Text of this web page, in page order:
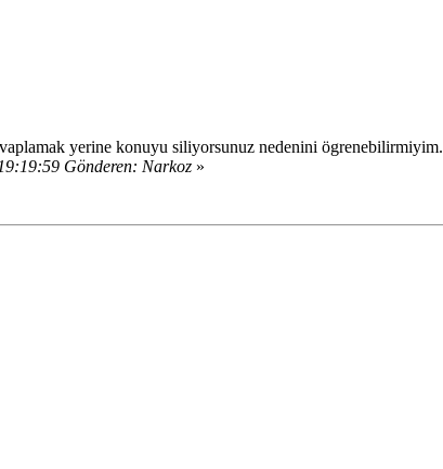
yerine konuyu siliyorsunuz nedenini ögrenebilirmiyim.
Gönderen: Narkoz »